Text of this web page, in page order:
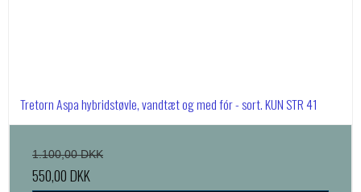
Tretorn Aspa hybridstøvle, vandtæt og med fór - sort. KUN STR 41
1.100,00 DKK
550,00 DKK